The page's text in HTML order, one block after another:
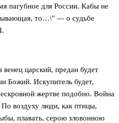
пагубное для России. Кабы не
то…\" — о судьбе
царский, предан будет
Божий. Искупитель будет,
жертве подобно. Война
По воздуху люди, как птицы,
плавать, серою зловонною